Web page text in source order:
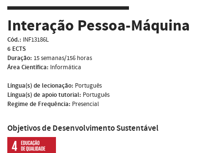
Interação Pessoa-Máquina
Cód.: INF13186L
6 ECTS
Duração: 15 semanas/156 horas
Área Científica: Informática
Língua(s) de lecionação: Português
Língua(s) de apoio tutorial: Português
Regime de Frequência: Presencial
Objetivos de Desenvolvimento Sustentável